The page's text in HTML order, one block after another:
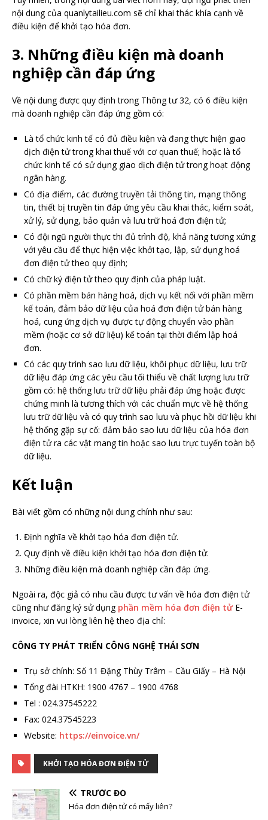
nội dung của quanlytailieu.com sẽ chỉ khai thác khía cạnh về
điều kiện để khởi tạo hóa đơn.
3. Những điều kiện mà doanh
nghiệp cần đáp ứng
Về nội dung được quy định trong Thông tư 32, có 6 điều kiện
mà doanh nghiệp cần đáp ứng gồm có:
Là tổ chức kinh tế có đủ điều kiện và đang thực hiện giao
dịch điện tử trong khai thuế với cơ quan thuế; hoặc là tổ
chức kinh tế có sử dụng giao dịch điện tử trong hoạt động
ngân hàng.
Có địa điểm, các đường truyền tải thông tin, mạng thông
tin, thiết bị truyền tin đáp ứng yêu cầu khai thác, kiểm soát,
xử lý, sử dụng, bảo quản và lưu trữ hoá đơn điện tử;
Có đội ngũ người thực thi đủ trình độ, khả năng tương xứng
với yêu cầu để thực hiện việc khởi tạo, lập, sử dụng hoá
đơn điện tử theo quy định;
Có chữ ký điện tử theo quy định của pháp luật.
Có phần mềm bán hàng hoá, dịch vụ kết nối với phần mềm
kế toán, đảm bảo dữ liệu của hoá đơn điện tử bán hàng
hoá, cung ứng dịch vụ được tự động chuyển vào phần
mềm (hoặc cơ sở dữ liệu) kế toán tại thời điểm lập hoá
đơn.
Có các quy trình sao lưu dữ liệu, khôi phục dữ liệu, lưu trữ
dữ liệu đáp ứng các yêu cầu tối thiểu về chất lượng lưu trữ
gồm có: hệ thống lưu trữ dữ liệu phải đáp ứng hoặc được
chứng minh là tương thích với các chuẩn mực về hệ thống
lưu trữ dữ liệu và có quy trình sao lưu và phục hồi dữ liệu khi
hệ thống gặp sự cố: đảm bảo sao lưu dữ liệu của hóa đơn
điện tử ra các vật mang tin hoặc sao lưu trực tuyến toàn bộ
dữ liệu.
Kết luận
Bài viết gồm có những nội dung chính như sau:
Định nghĩa về khởi tạo hóa đơn điện tử.
Quy định về điều kiện khởi tạo hóa đơn điện tử.
Những điều kiện mà doanh nghiệp cần đáp ứng.
Ngoài ra, độc giả có nhu cầu được tư vấn về hóa đơn điện tử
cũng như đăng ký sử dụng phần mềm hóa đơn điện tử E-
invoice, xin vui lòng liên hệ theo địa chỉ:
CÔNG TY PHÁT TRIỂN CÔNG NGHỆ THÁI SƠN
Trụ sở chính: Số 11 Đặng Thùy Trâm – Cầu Giấy – Hà Nội
Tổng đài HTKH: 1900 4767 – 1900 4768
Tel : 024.37545222
Fax: 024.37545223
Website: https://einvoice.vn/
KHỞI TẠO HÓA ĐƠN ĐIỆN TỬ
TRƯỚC ĐÓ
Hóa đơn điện tử có mấy liên?